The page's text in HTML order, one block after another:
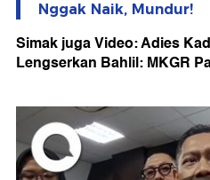
Nggak Naik, Mundur!
Simak juga Video: Adies
Lengserkan Bahlil: MKGR